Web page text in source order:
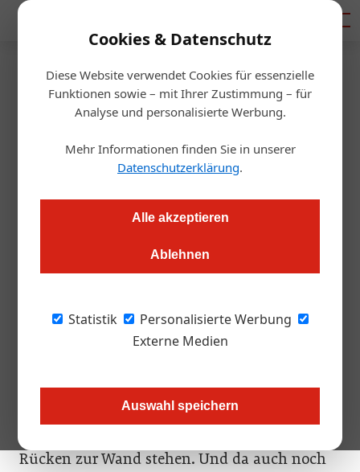
Cookies & Datenschutz
Diese Website verwendet Cookies für essenzielle
Funktionen sowie – mit Ihrer Zustimmung – für
Analyse und personalisierte Werbung.
Mehr Informationen finden Sie in unserer
Datenschutzerklärung.
Alle akzeptieren
Ablehnen
Statistik
Personalisierte Werbung
Externe Medien
Auswahl speichern
Startseite/Gastro & Hotel
Hilfen wie in Deutschland: Das
brauchen wir auch! Jetzt!
Was ist denn mit den Deutschen los? Die waren doch wie wir
lange Anhänger der „schwarzen Null“! Doch jetzt sind sie
In der Krise hilft nicht Sparen oder
auch keine Kredite, die irgendwann
zurückgezahlt werden müssen von Leuten
Rücken zur Wand stehen. Und da auch noch